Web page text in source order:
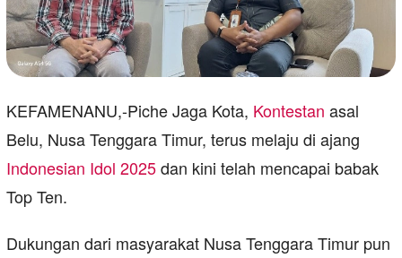
KEFAMENANU,-Piche Jaga Kota, Kontestan asal
Belu, Nusa Tenggara Timur, terus melaju di ajang
Indonesian Idol 2025dan kini telah mencapai babak
Top Ten.
Dukungan dari masyarakat Nusa Tenggara Timur pun